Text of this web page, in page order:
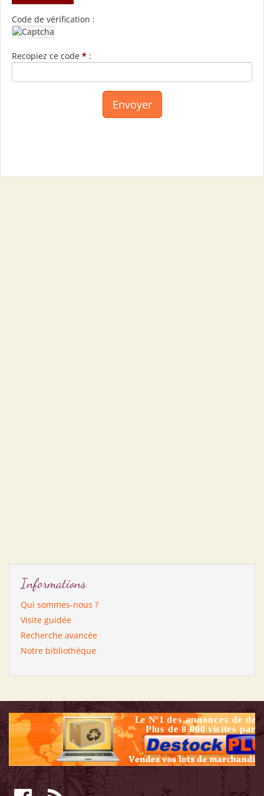
Code de vérification :
Recopiez ce code * :
Informations
Qui sommes-nous ?
Visite guidée
Recherche avancée
Notre bibliothèque